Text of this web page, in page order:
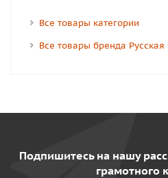
Все товары категории
Все товары бренда Русская
Подпишитесь на нашу
грамотного